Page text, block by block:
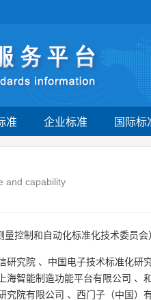
准 企业标准 国际标
and capability
量控制和自动化标准化技术委员
研究院 、 中国电子技术标准化研
上海智能制造功能平台有限公司 、
究院有限公司 、 西门子（中国）